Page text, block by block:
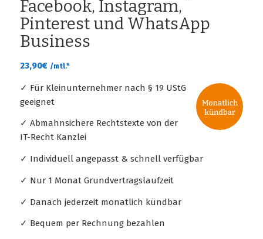
Facebook, Instagram,
Pinterest und WhatsApp
Business
23,90€ /mtl.*
✓ Für Kleinunternehmer nach § 19 UStG
geeignet
✓ Abmahnsichere Rechtstexte von der
IT-Recht Kanzlei
✓ Individuell angepasst & schnell verfügbar
✓ Nur 1 Monat Grundvertragslaufzeit
✓ Danach jederzeit monatlich kündbar
✓ Bequem per Rechnung bezahlen